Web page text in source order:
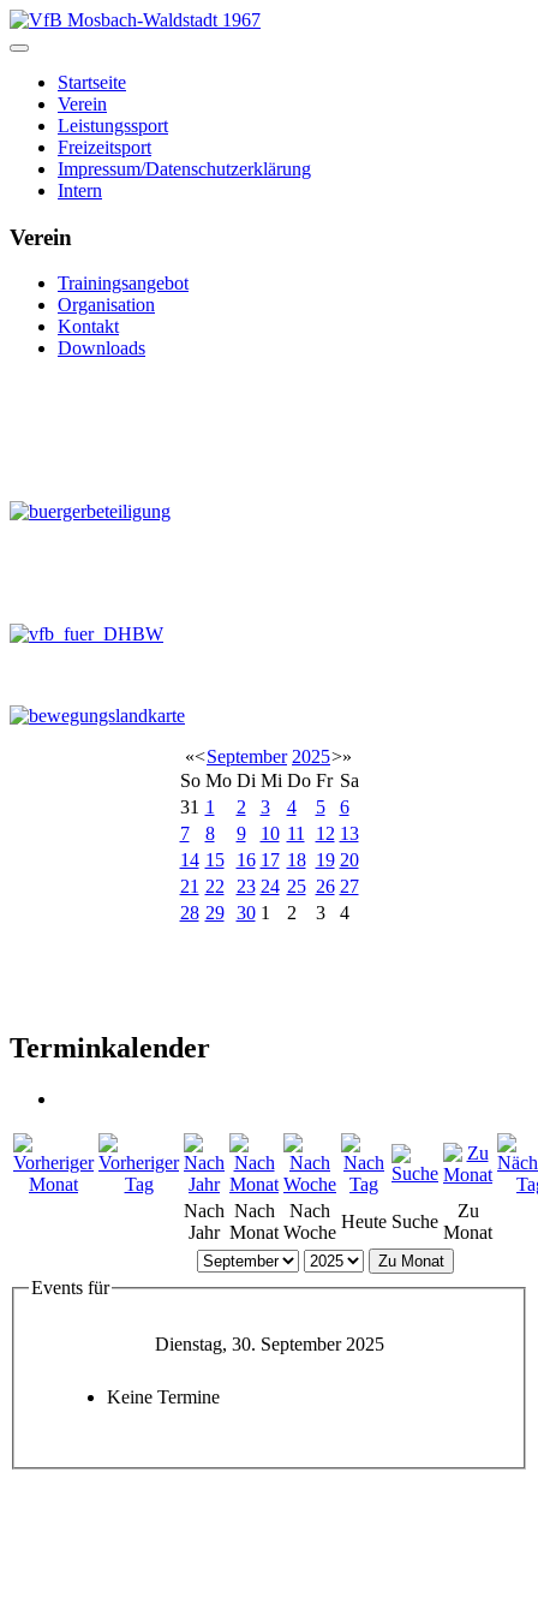
Startseite
Verein
Leistungssport
Freizeitsport
Impressum/Datenschutzerklärung
Intern
Verein
Trainingsangebot
Organisation
Kontakt
Downloads
«<September 2025>»
So Mo Di Mi Do Fr Sa
31 1 2 3 4 5
6
7
8 9 10 11 12 13
14 15 16 17 18 19 20
21 22 23 24 25 26 27
28 29 30 1 2 3 4
Terminkalender
Nach
Jahr
Nach
Monat
Nach
Woche
Heute Suche
Zu
Monat
Zu Monat
Events für
Dienstag, 30. September 2025
Keine Termine